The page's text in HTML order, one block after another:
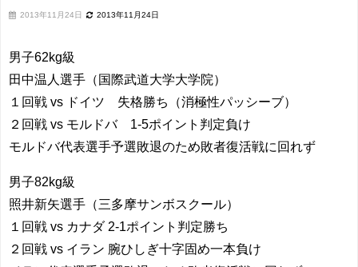
2013年11月24日 2013年11月24日
男子62kg級
田中温人選手（国際武道大学大学院）
１回戦 vs ドイツ 失格勝ち（消極性パッシーブ）
２回戦 vs モルドバ 1-5ポイント判定負け
モルドバ代表選手予選敗退のため敗者復活戦に回れず
男子82kg級
照井新矢選手（三多摩サンボスクール）
１回戦 vs カナダ 2-1ポイント判定勝ち
２回戦 vs イラン 腕ひしぎ十字固め一本負け